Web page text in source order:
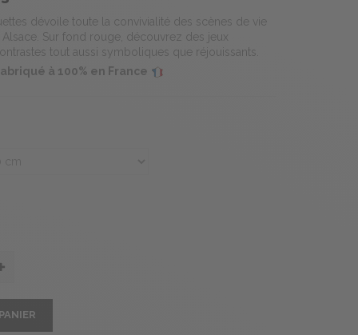
dévoile toute la convivialité des scènes de vie
Sur fond rouge, découvrez des jeux
tout aussi symboliques que réjouissants.
à 100% en France